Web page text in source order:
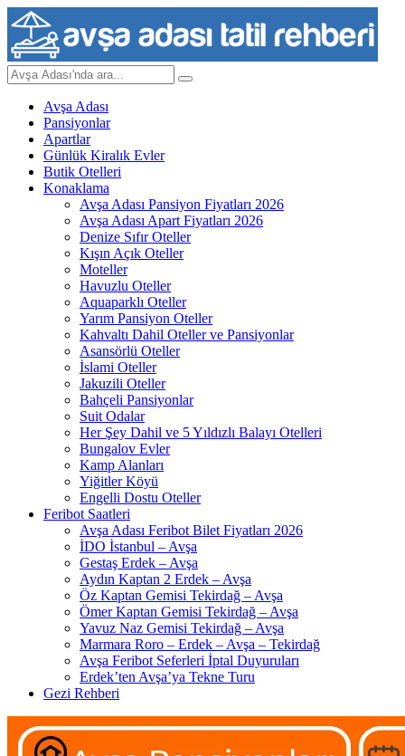
Avşa Adası
Pansiyonlar
Apartlar
Günlük Kiralık Evler
Butik Otelleri
Konaklama
Avşa Adası Pansiyon Fiyatları 2026
Avşa Adası Apart Fiyatları 2026
Denize Sıfır Oteller
Kışın Açık Oteller
Moteller
Havuzlu Oteller
Aquaparklı Oteller
Yarım Pansiyon Oteller
Kahvaltı Dahil Oteller ve Pansiyonlar
Asansörlü Oteller
İslami Oteller
Jakuzili Oteller
Bahçeli Pansiyonlar
Suit Odalar
Her Şey Dahil ve 5 Yıldızlı Balayı Otelleri
Bungalov Evler
Kamp Alanları
Yiğitler Köyü
Engelli Dostu Oteller
Feribot Saatleri
Avşa Adası Feribot Bilet Fiyatları 2026
İDO İstanbul – Avşa
Gestaş Erdek – Avşa
Aydın Kaptan 2 Erdek – Avşa
Öz Kaptan Gemisi Tekirdağ – Avşa
Ömer Kaptan Gemisi Tekirdağ – Avşa
Yavuz Naz Gemisi Tekirdağ – Avşa
Marmara Roro – Erdek – Avşa – Tekirdağ
Avşa Feribot Seferleri İptal Duyuruları
Erdek’ten Avşa’ya Tekne Turu
Gezi Rehberi